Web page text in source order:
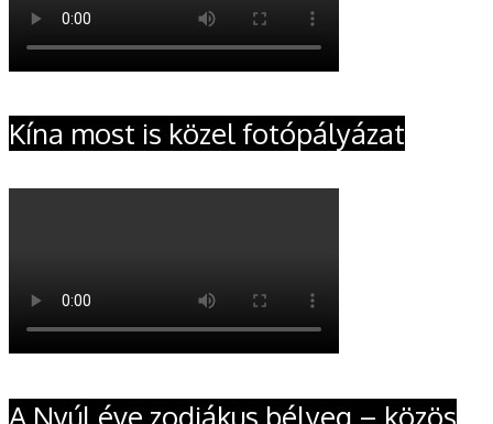
Kína most is közel fotópályázat
A Nyúl éve zodiákus bélyeg – közös